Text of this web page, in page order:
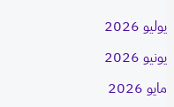
يوليو 2026
يونيو 2026
مايو 2026